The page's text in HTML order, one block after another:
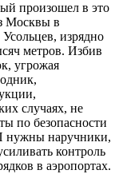
произошел в это
Москвы в
изрядно
метров. Избив
угрожая
случаях, не
по безопасности
нужны наручники,
контроль
в аэропортах.